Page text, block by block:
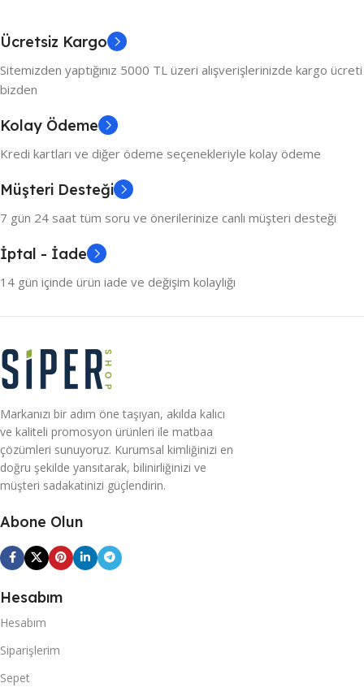
Ücretsiz Kargo
Sitemizden yaptığınız 5000 TL üzeri alışverişlerinizde kargo ücreti
bizden
Kolay Ödeme
Kredi kartları ve diğer ödeme seçenekleriyle kolay ödeme
Müşteri Desteği
7 gün 24 saat tüm soru ve önerilerinize canlı müşteri desteği
İptal - İade
14 gün içinde ürün iade ve değişim kolaylığı
Markanızı bir adım öne taşıyan, akılda kalıcı
ve kaliteli promosyon ürünleri ile matbaa
çözümleri sunuyoruz. Kurumsal kimliğinizi en
doğru şekilde yansıtarak, bilinirliğinizi ve
müşteri sadakatinizi güçlendirin.
Abone Olun
Hesabım
Hesabım
Siparişlerim
Sepet